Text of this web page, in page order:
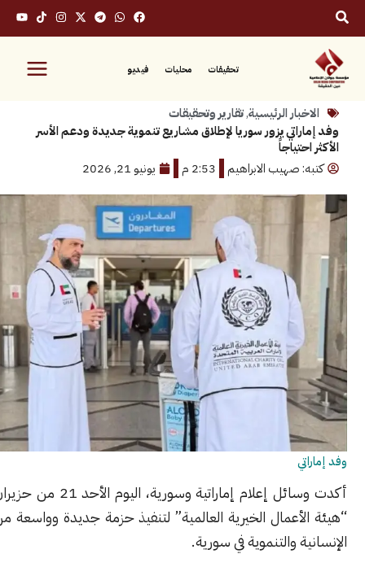
محليات فيديو
الرئيسية,تقارير وتحقيقات
يزور سوريا لإطلاق مشاريع تنموية جديدة ودعم الأسر
صهيب الابراهيم
2:53 م يونيو 21, 2026
أكدت وسائل إعلام إماراتية وسورية، اليوم الأحد 21 من حزيران، استعداد
الخيرية العالمية” لتنفيذ حزمة جديدة وواسعة من المشاريع
والتنموية في سورية.